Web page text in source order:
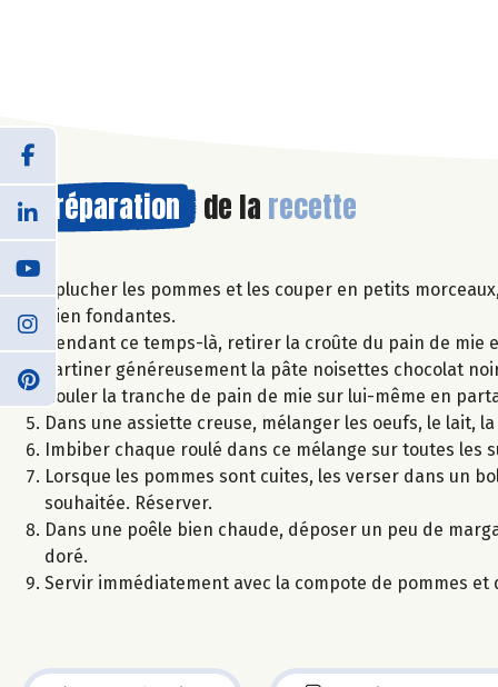
Préparation de la recette
Eplucher les pommes et les couper en petits
bien fondantes.
Pendant ce temps-là, retirer la croûte du pain de mie
Tartiner généreusement la pâte noisettes chocolat
Rouler la tranche de pain de mie sur lui-même en
Dans une assiette creuse, mélanger les oeufs, le lait,
Imbiber chaque roulé dans ce mélange sur toutes les
Lorsque les pommes sont cuites, les verser dans un
souhaitée. Réserver.
Dans une poêle bien chaude, déposer un peu de
doré.
Servir immédiatement avec la compote de pommes et